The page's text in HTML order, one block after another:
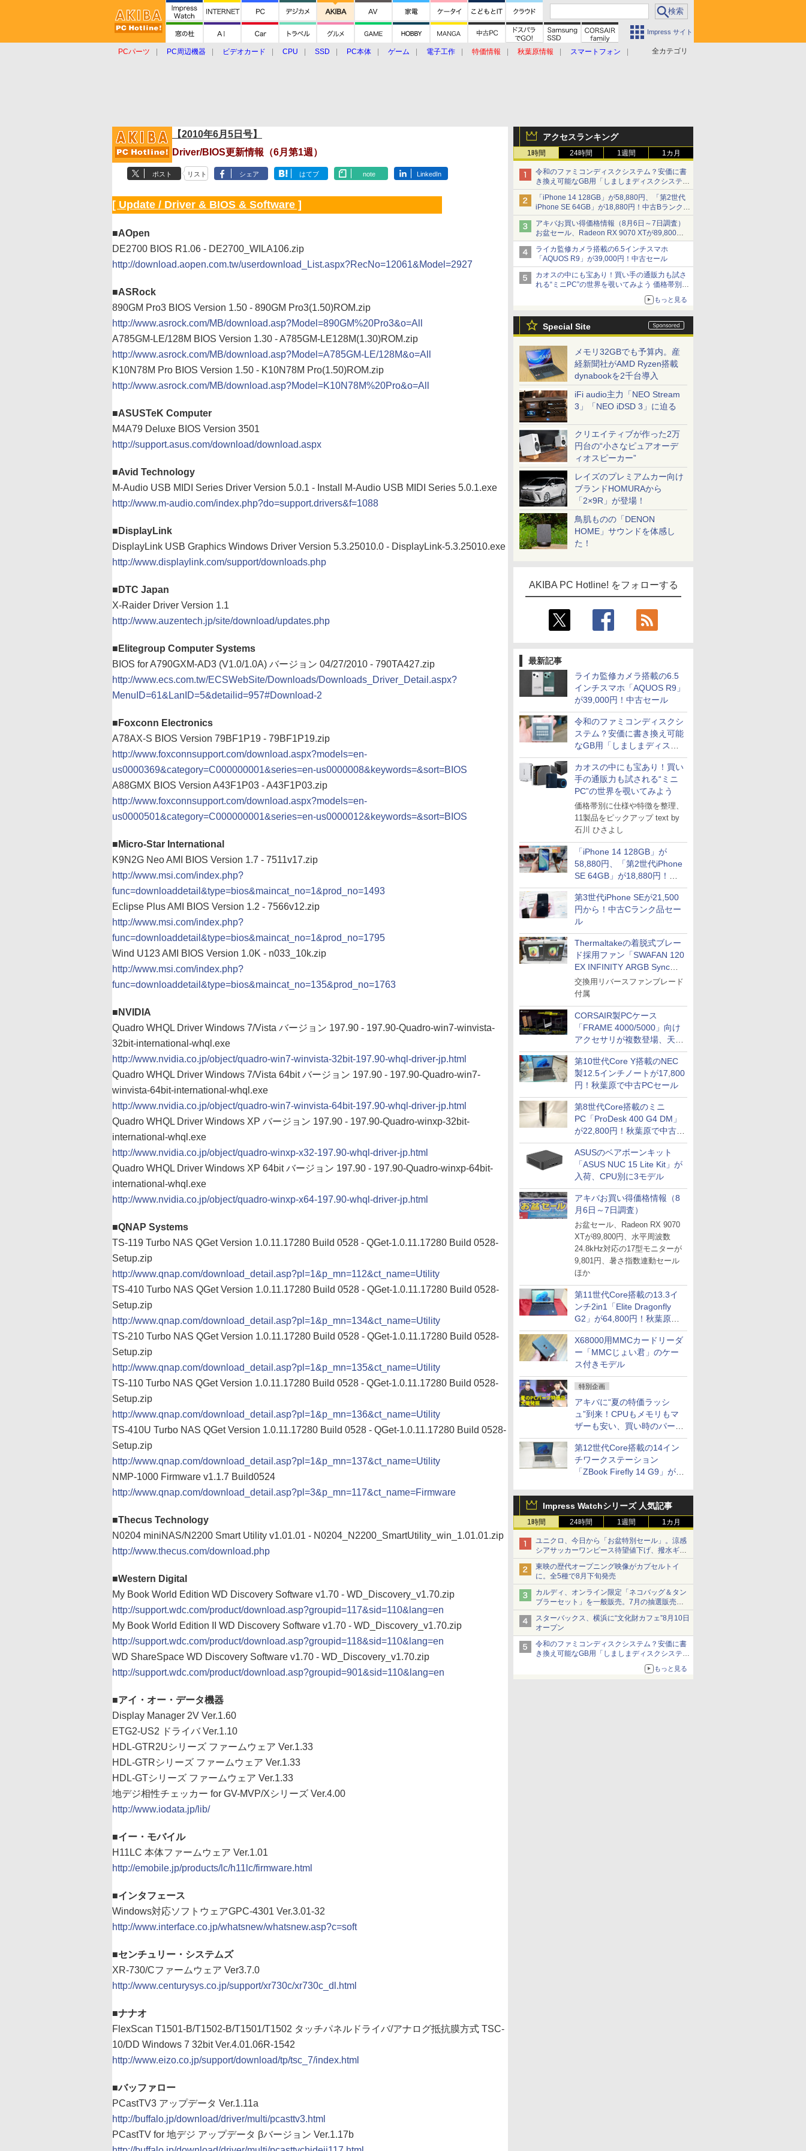
Impress サイト
全カテゴリ
PCパーツ PC周辺機器 ビデオカード CPU SSD PC本体 ゲーム 電子工作 特価情報 秋葉原情報
スマートフォン
アクセスランキング
1時間 24時間 1週間 1カ月
令和のファミコンディスクシステム？安価に書
き換え可能なGB用「しましまディスクシステ
ム」
「iPhone 14 128GB」が58,880円、「第2世代
iPhone SE 64GB」が18,880円！中古Bランク品
セール
アキバお買い得価格情報（8月6日～7日調査）
お盆セール、Radeon RX 9070 XTが89,800
円、水平周波数24.8kHz対応の17型モニターが
9,801円、暑さ指数連動セール ほか
ライカ監修カメラ搭載の6.5インチスマホ
「AQUOS R9」が39,000円！中古セール
カオスの中にも宝あり！買い手の通販力も試さ
れる“ミニPC”の世界を覗いてみよう 価格帯別に
仕様や特徴を整理、11製品をピックアップ text
もっと見る
Special Site
メモリ32GBでも予算内。産
経新聞社がAMD Ryzen搭載
dynabookを2千台導入
iFi audio主力「NEO Stream
3」「NEO iDSD 3」に迫る
クリエイティブが作った2万
円台の“小さなピュアオーデ
ィオスピーカー”
レイズのプレミアムカー向け
ブランドHOMURAから
「2×9R」が登場！
鳥肌ものの「DENON
HOME」サウンドを体感し
た！
AKIBA PC Hotline! をフォローする
最新記事
ライカ監修カメラ搭載の6.5
インチスマホ「AQUOS R9」
が39,000円！中古セール
令和のファミコンディスクシ
ステム？安価に書き換え可能
なGB用「しましまディスク
システム」
カオスの中にも宝あり！買い
手の通販力も試される“ミニ
PC”の世界を覗いてみよう
価格帯別に仕様や特徴を整理、
11製品をピックアップ text by
石川 ひさよし
「iPhone 14 128GB」が
58,880円、「第2世代iPhone
SE 64GB」が18,880円！中
古Bランク品セール
第3世代iPhone SEが21,500
円から！中古Cランク品セー
ル
Thermaltakeの着脱式ブレー
ド採用ファン「SWAFAN 120
EX INFINITY ARGB Sync」
に単品パッケージ
交換用リバースファンブレード
付属
CORSAIR製PCケース
「FRAME 4000/5000」向け
アクセサリが複数登場、天然
木製パネルや背面コネクタ対
応トレイなど
第10世代Core Y搭載のNEC
製12.5インチノートが17,800
円！秋葉原で中古PCセール
第8世代Core搭載のミニ
PC「ProDesk 400 G4 DM」
が22,800円！秋葉原で中古
PCセール
ASUSのベアボーンキット
「ASUS NUC 15 Lite Kit」が
入荷、CPU別に3モデル
アキバお買い得価格情報（8
月6日～7日調査）
お盆セール、Radeon RX 9070
XTが89,800円、水平周波数
24.8kHz対応の17型モニターが
9,801円、暑さ指数連動セール
ほか
第11世代Core搭載の13.3イ
ンチ2in1「Elite Dragonfly
G2」が64,800円！秋葉原で
中古PCセール
X68000用MMCカードリーダ
ー「MMCじょい君」のケー
ス付きモデル
特別企画
アキバに“夏の特価ラッシ
ュ”到来！CPUもメモリもマ
ザーも安い、買い時のパーツ
は？【8月7日(金)22時配信】
第12世代Core搭載の14イン
チワークステーション
「ZBook Firefly 14 G9」が
セール
Impress Watchシリーズ 人気記事
1時間 24時間 1週間 1カ月
ユニクロ、今日から「お盆特別セール」。涼感
シアサッカーワンピース待望値下げ、撥水ギア
ショーツは1990円に
東映の歴代オープニング映像がカプセルトイ
に。全5種で8月下旬発売
カルディ、オンライン限定「ネコバッグ＆タン
ブラーセット」を一般販売。7月の抽選販売の
当選無効分
スターバックス、横浜に“文化財カフェ”8月10日
オープン
令和のファミコンディスクシステム？安価に書
き換え可能なGB用「しましまディスクシステ
もっと見る
【2010年6月5日号】
Driver/BIOS更新情報（6月第1週）
ポスト リスト シェア はてブ note LinkedIn
[ Update / Driver & BIOS & Software ]
■AOpen
DE2700 BIOS R1.06 - DE2700_WILA106.zip
http://download.aopen.com.tw/userdownload_List.aspx?RecNo=12061&Model=2927
■ASRock
890GM Pro3 BIOS Version 1.50 - 890GM Pro3(1.50)ROM.zip
http://www.asrock.com/MB/download.asp?Model=890GM%20Pro3&o=All
A785GM-LE/128M BIOS Version 1.30 - A785GM-LE128M(1.30)ROM.zip
http://www.asrock.com/MB/download.asp?Model=A785GM-LE/128M&o=All
K10N78M Pro BIOS Version 1.50 - K10N78M Pro(1.50)ROM.zip
http://www.asrock.com/MB/download.asp?Model=K10N78M%20Pro&o=All
■ASUSTeK Computer
M4A79 Deluxe BIOS Version 3501
http://support.asus.com/download/download.aspx
■Avid Technology
M-Audio USB MIDI Series Driver Version 5.0.1 - Install M-Audio USB MIDI Series 5.0.1.exe
http://www.m-audio.com/index.php?do=support.drivers&f=1088
■DisplayLink
DisplayLink USB Graphics Windows Driver Version 5.3.25010.0 - DisplayLink-5.3.25010.exe
http://www.displaylink.com/support/downloads.php
■DTC Japan
X-Raider Driver Version 1.1
http://www.auzentech.jp/site/download/updates.php
■Elitegroup Computer Systems
BIOS for A790GXM-AD3 (V1.0/1.0A) バージョン 04/27/2010 - 790TA427.zip
http://www.ecs.com.tw/ECSWebSite/Downloads/Downloads_Driver_Detail.aspx?
MenuID=61&LanID=5&detailid=957#Download-2
■Foxconn Electronics
A78AX-S BIOS Version 79BF1P19 - 79BF1P19.zip
http://www.foxconnsupport.com/download.aspx?models=en-
us0000369&category=C000000001&series=en-us0000008&keywords=&sort=BIOS
A88GMX BIOS Version A43F1P03 - A43F1P03.zip
http://www.foxconnsupport.com/download.aspx?models=en-
us0000501&category=C000000001&series=en-us0000012&keywords=&sort=BIOS
■Micro-Star International
K9N2G Neo AMI BIOS Version 1.7 - 7511v17.zip
http://www.msi.com/index.php?
func=downloaddetail&type=bios&maincat_no=1&prod_no=1493
Eclipse Plus AMI BIOS Version 1.2 - 7566v12.zip
http://www.msi.com/index.php?
func=downloaddetail&type=bios&maincat_no=1&prod_no=1795
Wind U123 AMI BIOS Version 1.0K - n033_10k.zip
http://www.msi.com/index.php?
func=downloaddetail&type=bios&maincat_no=135&prod_no=1763
■NVIDIA
Quadro WHQL Driver Windows 7/Vista バージョン 197.90 - 197.90-Quadro-win7-winvista-
32bit-international-whql.exe
http://www.nvidia.co.jp/object/quadro-win7-winvista-32bit-197.90-whql-driver-jp.html
Quadro WHQL Driver Windows 7/Vista 64bit バージョン 197.90 - 197.90-Quadro-win7-
winvista-64bit-international-whql.exe
http://www.nvidia.co.jp/object/quadro-win7-winvista-64bit-197.90-whql-driver-jp.html
Quadro WHQL Driver Windows XP バージョン 197.90 - 197.90-Quadro-winxp-32bit-
international-whql.exe
http://www.nvidia.co.jp/object/quadro-winxp-x32-197.90-whql-driver-jp.html
Quadro WHQL Driver Windows XP 64bit バージョン 197.90 - 197.90-Quadro-winxp-64bit-
international-whql.exe
http://www.nvidia.co.jp/object/quadro-winxp-x64-197.90-whql-driver-jp.html
■QNAP Systems
TS-119 Turbo NAS QGet Version 1.0.11.17280 Build 0528 - QGet-1.0.11.17280 Build 0528-
Setup.zip
http://www.qnap.com/download_detail.asp?pl=1&p_mn=112&ct_name=Utility
TS-410 Turbo NAS QGet Version 1.0.11.17280 Build 0528 - QGet-1.0.11.17280 Build 0528-
Setup.zip
http://www.qnap.com/download_detail.asp?pl=1&p_mn=134&ct_name=Utility
TS-210 Turbo NAS QGet Version 1.0.11.17280 Build 0528 - QGet-1.0.11.17280 Build 0528-
Setup.zip
http://www.qnap.com/download_detail.asp?pl=1&p_mn=135&ct_name=Utility
TS-110 Turbo NAS QGet Version 1.0.11.17280 Build 0528 - QGet-1.0.11.17280 Build 0528-
Setup.zip
http://www.qnap.com/download_detail.asp?pl=1&p_mn=136&ct_name=Utility
TS-410U Turbo NAS QGet Version 1.0.11.17280 Build 0528 - QGet-1.0.11.17280 Build 0528-
Setup.zip
http://www.qnap.com/download_detail.asp?pl=1&p_mn=137&ct_name=Utility
NMP-1000 Firmware v1.1.7 Build0524
http://www.qnap.com/download_detail.asp?pl=3&p_mn=117&ct_name=Firmware
■Thecus Technology
N0204 miniNAS/N2200 Smart Utility v1.01.01 - N0204_N2200_SmartUtility_win_1.01.01.zip
http://www.thecus.com/download.php
■Western Digital
My Book World Edition WD Discovery Software v1.70 - WD_Discovery_v1.70.zip
http://support.wdc.com/product/download.asp?groupid=117&sid=110&lang=en
My Book World Edition II WD Discovery Software v1.70 - WD_Discovery_v1.70.zip
http://support.wdc.com/product/download.asp?groupid=118&sid=110&lang=en
WD ShareSpace WD Discovery Software v1.70 - WD_Discovery_v1.70.zip
http://support.wdc.com/product/download.asp?groupid=901&sid=110&lang=en
■アイ・オー・データ機器
Display Manager 2V Ver.1.60
ETG2-US2 ドライバ Ver.1.10
HDL-GTR2Uシリーズ ファームウェア Ver.1.33
HDL-GTRシリーズ ファームウェア Ver.1.33
HDL-GTシリーズ ファームウェア Ver.1.33
地デジ相性チェッカー for GV-MVP/Xシリーズ Ver.4.00
http://www.iodata.jp/lib/
■イー・モバイル
H11LC 本体ファームウェア Ver.1.01
http://emobile.jp/products/lc/h11lc/firmware.html
■インタフェース
Windows対応ソフトウェアGPC-4301 Ver.3.01-32
http://www.interface.co.jp/whatsnew/whatsnew.asp?c=soft
■センチュリー・システムズ
XR-730/Cファームウェア Ver3.7.0
http://www.centurysys.co.jp/support/xr730c/xr730c_dl.html
■ナナオ
FlexScan T1501-B/T1502-B/T1501/T1502 タッチパネルドライバ/アナログ抵抗膜方式 TSC-
10/DD Windows 7 32bit Ver.4.01.06R-1542
http://www.eizo.co.jp/support/download/tp/tsc_7/index.html
■バッファロー
PCastTV3 アップデータ Ver.1.11a
http://buffalo.jp/download/driver/multi/pcasttv3.html
PCastTV for 地デジ アップデータ βバージョン Ver.1.17b